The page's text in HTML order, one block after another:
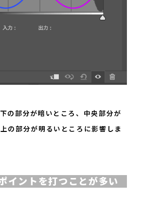
の部分が暗いところ、中央部分が
の部分が明るいところに影響しま
イントを打つことが多い